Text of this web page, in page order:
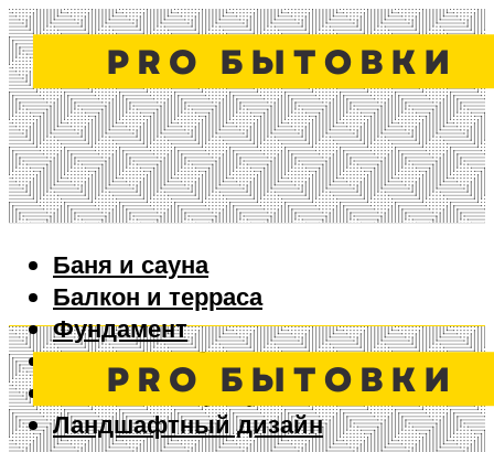
Баня и сауна
Балкон и терраса
Фундамент
Ворота и забор
Дизайн интерьера
Ландшафтный дизайн